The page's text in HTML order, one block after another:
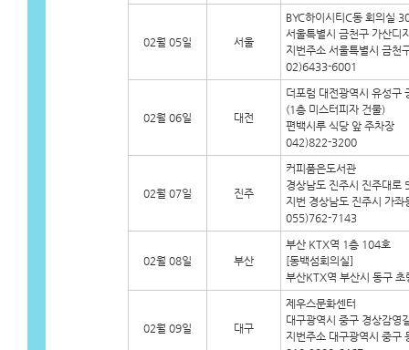
02월 05일 서울
BYC하이시티C동 회의실
서울특별시 금천구 가산디
지번주소 서울특별시 금천
02)6433-6001
02월 06일 대전
더포럼 대전광역시 유성
(1층 미스터피자 건물)
편백시루 식당 앞 주차장
042)822-3200
02월 07일 진주
커피품은도서관
경상남도 진주시 진주대
지번 경상남도 진주시 가
055)762-7143
02월 08일 부산
부산 KTX역 1층 104호
[동백섬회의실]
부산KTX역 부산시 동구
02월 09일 대구
제우스문화센터
대구광역시 중구 경상감영
지번주소 대구광역시 중구